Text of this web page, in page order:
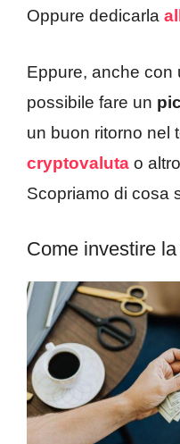
Oppure dedicarla
Eppure, anche con
possibile fare un
un buon ritorno nel
cryptovaluta o
Scopriamo di cosa
Come investire